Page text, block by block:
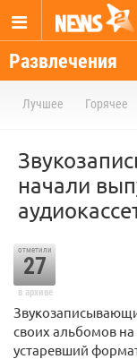
Развлечения
Лучшее Горячее
начали
отметили
27
в архиве
своих альбомов на
устаревший